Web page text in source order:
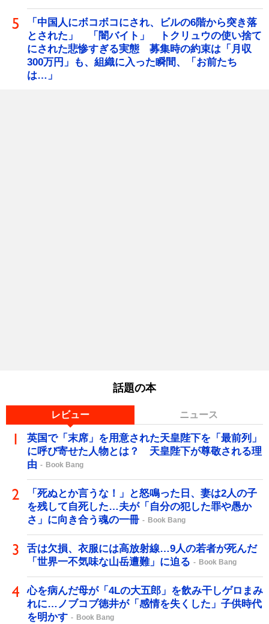
「中国人にボコボコにされ、ビルの6階から突き落
とされた」 「闇バイト」 トクリュウの使い捨て
にされた悲惨すぎる実態 募集時の約束は「月収
300万円」も、組織に入った瞬間、「お前たち
は…」
話題の本
レビュー ニュース
英国で「末席」を用意された天皇陛下を「最前列」
に呼び寄せた人物とは？ 天皇陛下が尊敬される理
由
Book Bang
「死ぬとか言うな！」と怒鳴った日、妻は2人の子
を残して自死した…夫が「自分の犯した罪や愚か
さ」に向き合う魂の一冊
Book Bang
舌は欠損、衣服には高放射線…9人の若者が死んだ
「世界一不気味な山岳遭難」に迫る
Book Bang
心を病んだ母が「4Lの大五郎」を飲み干しゲロまみ
れに…ノブコブ徳井が「感情を失くした」子供時代
を明かす
Book Bang